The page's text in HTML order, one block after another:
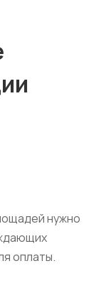
нужно
оплаты.